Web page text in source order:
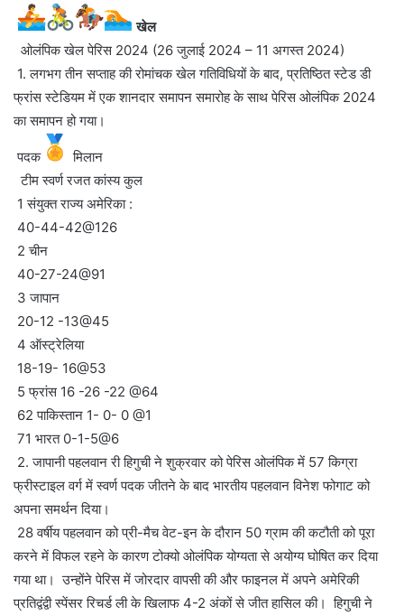
खेल
ओलंपिक खेल पेरिस 2024 (26 जुलाई 2024 – 11 अगस्त 2024)
1. लगभग तीन सप्ताह की रोमांचक खेल गतिविधियों के बाद, प्रतिष्ठित स्टेड डी
फ्रांस स्टेडियम में एक शानदार समापन समारोह के साथ पेरिस ओलंपिक 2024
का समापन हो गया।
पदक
मिलान
टीम स्वर्ण रजत कांस्य कुल
1 संयुक्त राज्य अमेरिका :
40-44-42@126
2 चीन
40-27-24@91
3 जापान
20-12 -13@45
4 ऑस्ट्रेलिया
18-19- 16@53
5 फ्रांस 16 -26 -22 @64
62 पाकिस्तान 1- 0- 0 @1
71 भारत 0-1-5@6
2. जापानी पहलवान री हिगुची ने शुक्रवार को पेरिस ओलंपिक में 57 किग्रा
फ्रीस्टाइल वर्ग में स्वर्ण पदक जीतने के बाद भारतीय पहलवान विनेश फोगाट को
अपना समर्थन दिया।
28 वर्षीय पहलवान को प्री-मैच वेट-इन के दौरान 50 ग्राम की कटौती को पूरा
करने में विफल रहने के कारण टोक्यो ओलंपिक योग्यता से अयोग्य घोषित कर दिया
गया था। उन्होंने पेरिस में जोरदार वापसी की और फाइनल में अपने अमेरिकी
प्रतिद्वंद्वी स्पेंसर रिचर्ड ली के खिलाफ 4-2 अंकों से जीत हासिल की। हिगुची ने